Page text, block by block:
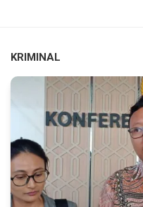
KRIMINAL